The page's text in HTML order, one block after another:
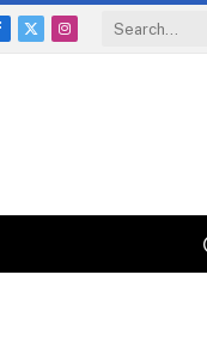
X
Instagram